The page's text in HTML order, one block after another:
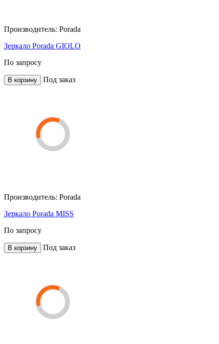
Производитель: Porada
Зеркало Porada GIOLO
По запросу
В корзину Под заказ
Производитель: Porada
Зеркало Porada MISS
По запросу
В корзину Под заказ